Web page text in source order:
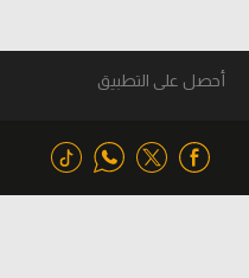
أحصل على التطبيق